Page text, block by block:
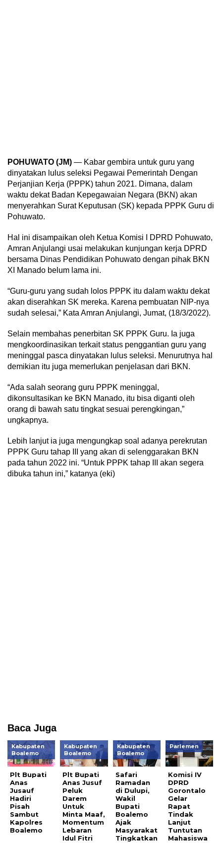
POHUWATO (JM) — Kabar gembira untuk guru yang
dinyatakan lulus seleksi Pegawai Pemerintah Dengan
Perjanjian Kerja (PPPK) tahun 2021. Dimana, dalam
waktu dekat Badan Kepegawaian Negara (BKN) akan
menyerahkan Surat Keputusan (SK) kepada PPPK Guru di
Pohuwato.
Hal ini disampaikan oleh Ketua Komisi I DPRD Pohuwato,
Amran Anjulangi usai melakukan kunjungan kerja DPRD
bersama Dinas Pendidikan Pohuwato dengan pihak BKN
XI Manado belum lama ini.
“Guru-guru yang sudah lolos PPPK itu dalam waktu dekat
akan diserahkan SK mereka. Karena pembuatan NIP-nya
sudah selesai,” Kata Amran Anjulangi, Jumat, (18/3/2022).
Selain membahas penerbitan SK PPPK Guru. Ia juga
mengkoordinasikan terkait status penggantian guru yang
meninggal pasca dinyatakan lulus seleksi. Menurutnya hal
demikian itu juga memerlukan penjelasan dari BKN.
“Ada salah seorang guru PPPK meninggal,
dikonsultasikan ke BKN Manado, itu bisa diganti oleh
orang di bawah satu tingkat sesuai perengkingan,”
ungkapnya.
Lebih lanjut ia juga mengungkap soal adanya perekrutan
PPPK Guru tahap III yang akan di selenggarakan BKN
pada tahun 2022 ini. “Untuk PPPK tahap III akan segera
dibuka tahun ini,” katanya (eki)
Baca Juga
Kabupaten
Boalemo
Plt Bupati
Anas
Jusauf
Hadiri
Pisah
Sambut
Kapolres
Boalemo
Kabupaten
Boalemo
Plt Bupati
Anas Jusuf
Peluk
Darem
Untuk
Minta Maaf,
Momentum
Lebaran
Idul Fitri
Kabupaten
Boalemo
Safari
Ramadan
di Dulupi,
Wakil
Bupati
Boalemo
Ajak
Masyarakat
Tingkatkan
Parlemen
Komisi IV
DPRD
Gorontalo
Gelar
Rapat
Tindak
Lanjut
Tuntutan
Mahasiswa